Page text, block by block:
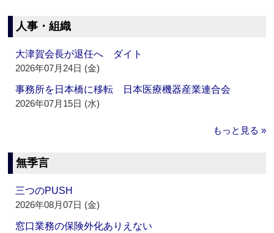
人事・組織
大津賀会長が退任へ ダイト
2026年07月24日 (金)
事務所を日本橋に移転 日本医療機器産業連合会
2026年07月15日 (水)
もっと見る »
無季言
三つのPUSH
2026年08月07日 (金)
窓口業務の保険外化ありえない